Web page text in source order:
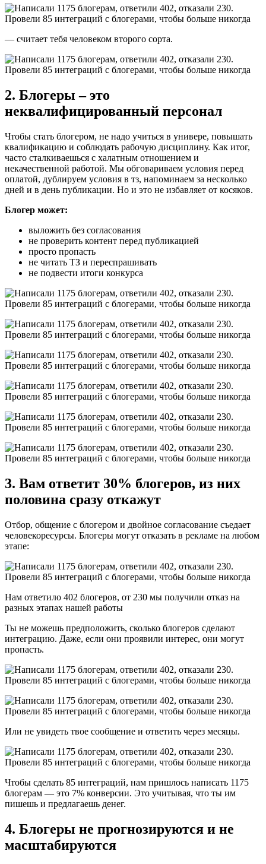
— считает тебя человеком второго сорта.
2. Блогеры – это
неквалифицированный персонал
Чтобы стать блогером, не надо учиться в универе, повышать
квалификацию и соблюдать рабочую дисциплину. Как итог,
часто сталкиваешься с халатным отношением и
некачественной работой. Мы обговариваем условия перед
оплатой, дублируем условия в тз, напоминаем за несколько
дней и в день публикации. Но и это не избавляет от косяков.
Блогер может:
выложить без согласования
не проверить контент перед публикацией
просто пропасть
не читать ТЗ и переспрашивать
не подвести итоги конкурса
3. Вам ответит 30% блогеров, из них
половина сразу откажут
Отбор, общение с блогером и двойное согласование съедает
человекоресурсы. Блогеры могут отказать в рекламе на любом
этапе:
Нам ответило 402 блогеров, от 230 мы получили отказ на
разных этапах нашей работы
Ты не можешь предположить, сколько блогеров сделают
интеграцию. Даже, если они проявили интерес, они могут
пропасть.
Или не увидеть твое сообщение и ответить через месяцы.
Чтобы сделать 85 интеграций, нам пришлось написать 1175
блогерам — это 7% конверсии. Это учитывая, что ты им
пишешь и предлагаешь денег.
4. Блогеры не прогнозируются и не
масштабируются